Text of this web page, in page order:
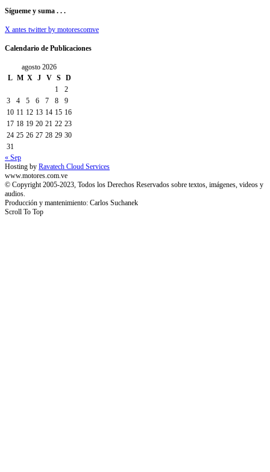
Sígueme y suma . . .
X antes twitter by motorescomve
Calendario de Publicaciones
agosto 2026
L M X J V S
D
1
2
3
4 5 6 7 8
9
10 11 12 13 14 15 16
17 18 19 20 21 22 23
24 25 26 27 28 29 30
31
« Sep
Hosting by Ravatech Cloud Services
www.motores.com.ve
© Copyright 2005-2023, Todos los Derechos Reservados sobre textos, imágenes, videos y
audios.
Producción y mantenimiento: Carlos Suchanek
Scroll To Top